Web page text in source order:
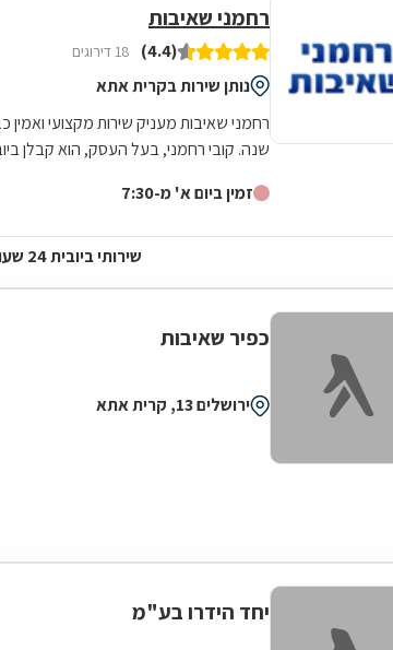
רחמני שאיבות
(4.4) 18 דירוגים
נותן שירות בקרית אתא
שנה. קובי רחמני, בעל העסק, הוא קבלן
זמין ביום א' מ-7:30
שירותי ביובית 24 שעות ביממה
כפיר שאיבות
ירושלים 13, קרית אתא
יחד הידרו בע"מ